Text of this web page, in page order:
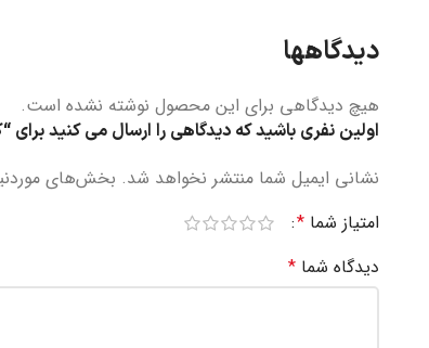
دیدگاهها
هیچ دیدگاهی برای این محصول نوشته نشده است.
اولین نفری باشید که دیدگاهی را ارسال می کنید برای
نشانی ایمیل شما منتشر نخواهد شد. بخش‌های
امتیاز شما *
دیدگاه شما *